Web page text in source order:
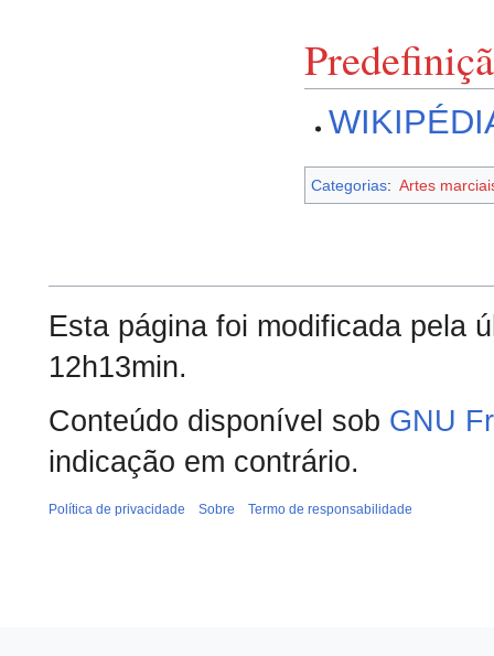
Categorias: Artes
Esta página foi modificada pela
12h13min.
Conteúdo disponível sob GNU
indicação em contrário.
Política de privacidade Sobre Termo de responsabilidade